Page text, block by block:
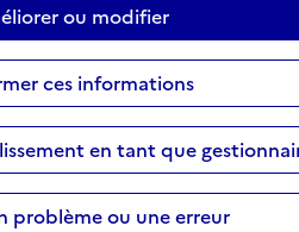
ou modifier
ces informations
en tant que
problème ou une erreur